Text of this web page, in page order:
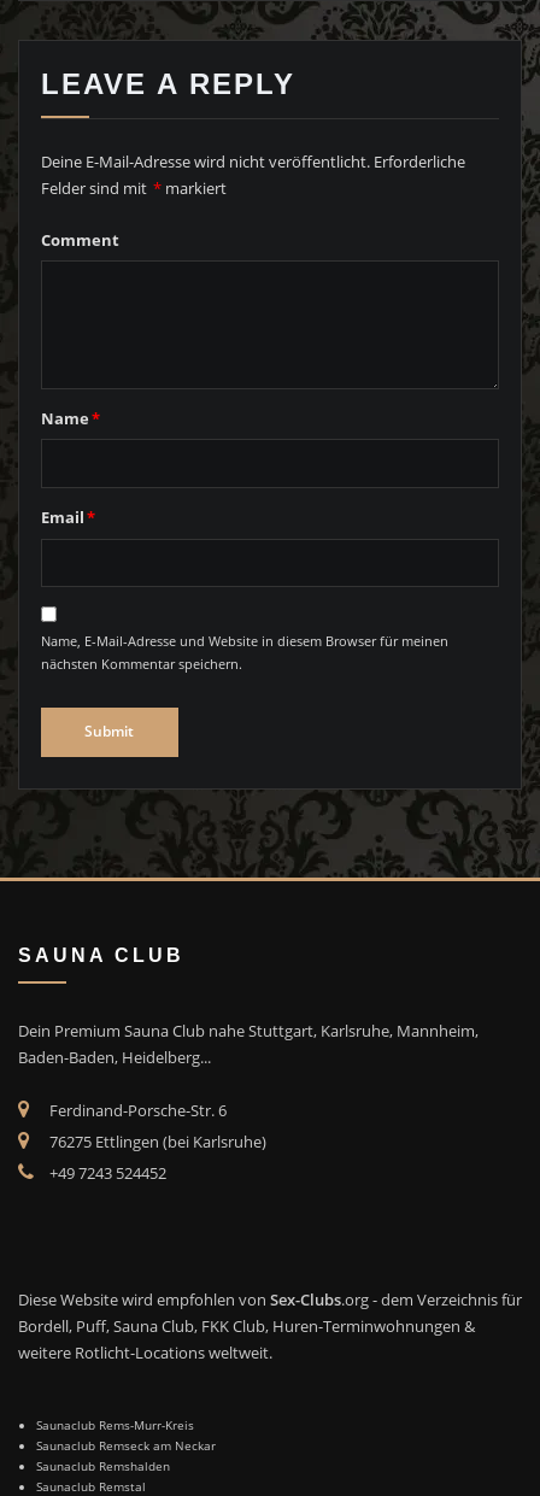
LEAVE A REPLY
Deine E-Mail-Adresse wird nicht veröffentlicht. Erforderliche
Felder sind mit * markiert
Comment
Name*
Email*
Name, E-Mail-Adresse und Website in diesem Browser für meinen
nächsten Kommentar speichern.
SAUNA CLUB
Dein Premium Sauna Club nahe Stuttgart, Karlsruhe, Mannheim,
Baden-Baden, Heidelberg...
Ferdinand-Porsche-Str. 6
76275 Ettlingen (bei Karlsruhe)
+49 7243 524452
Diese Website wird empfohlen von Sex-Clubs.org - dem Verzeichnis für
Bordell, Puff, Sauna Club, FKK Club, Huren-Terminwohnungen &
weitere Rotlicht-Locations weltweit.
Saunaclub Rems-Murr-Kreis
Saunaclub Remseck am Neckar
Saunaclub Remshalden
Saunaclub Remstal